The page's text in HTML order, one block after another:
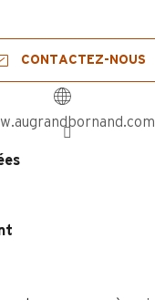
CONTACTEZ-NOUS